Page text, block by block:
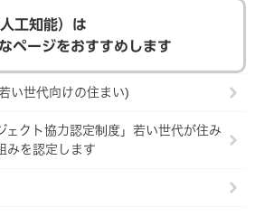
工知能）は
ページをおすすめします
い世代向けの住まい)
ェクト協力認定制度」若い世代が住み
みを認定します